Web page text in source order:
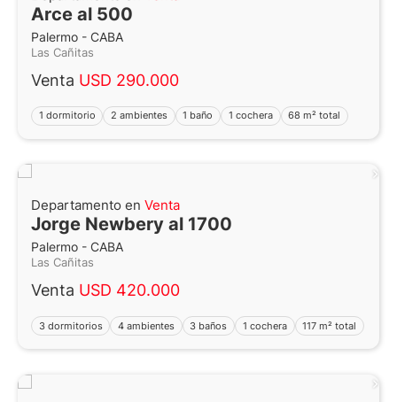
Arce al 500
Palermo - CABA
Las Cañitas
Venta USD 290.000
1 dormitorio 2 ambientes 1 baño 1 cochera 68 m² total
Departamento en Venta
Jorge Newbery al 1700
Palermo - CABA
Las Cañitas
Venta USD 420.000
3 dormitorios 4 ambientes 3 baños 1 cochera 117 m² total